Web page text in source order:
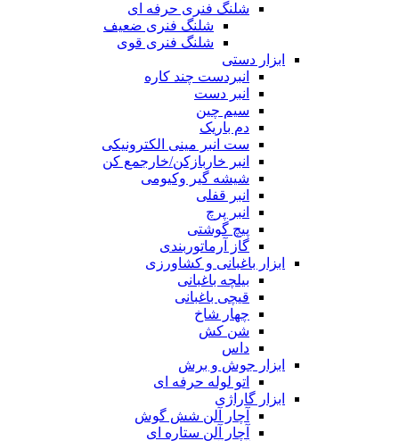
شلنگ فنری حرفه ای
شلنگ فنری ضعیف
شلنگ فنری قوی
ابزار دستی
انبردست چند کاره
انبر دست
سیم چین
دم باریک
ست انبر مینی الکترونیکی
انبر خاربازکن/خارجمع کن
شیشه گیر وکیومی
انبر قفلی
انبر پرچ
پیچ گوشتی
گاز آرماتوربندی
ابزار باغبانی و کشاورزی
بیلچه باغبانی
قیچی باغبانی
چهار شاخ
شن کش
داس
ابزار جوش و برش
اتو لوله حرفه ای
ابزار گاراژی
آچار آلن شش گوش
آچار آلن ستاره ای